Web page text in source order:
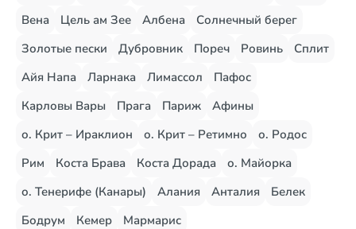
Вена
Цель ам Зее Албена
Солнечный берег
Золотые пески
Дубровник Пореч Ровинь
Сплит
Айя Напа
Ларнака Лимассол
Пафос
Карловы Вары
Прага Париж
Афины
о. Крит – Ираклион
о. Крит – Ретимно
о. Родос
Рим
Коста Брава Коста Дорада
о. Майорка
о. Тенерифе (Канары)
Алания Анталия
Белек
Бодрум
Кемер Мармарис